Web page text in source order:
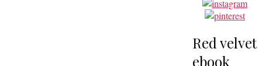
Red velvet
ebook